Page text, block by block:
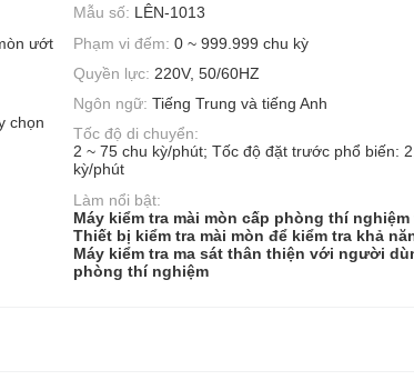
Mẫu số: LÊN-1013
ướt Phạm vi đếm: 0 ~ 999.999 chu kỳ
Quyền lực: 220V, 50/60HZ
chọn
Ngôn ngữ: Tiếng Trung và tiếng Anh
Tốc độ di chuyển:
2 ~ 75 chu kỳ/phút; Tốc độ đặt trước phổ biến:
kỳ/phút
Làm nổi bật:
Máy kiểm tra mài mòn cấp phòng thí
Thiết bị kiểm tra mài mòn để kiểm tra khả
Máy kiểm tra ma sát thân thiện với người
phòng thí nghiệm